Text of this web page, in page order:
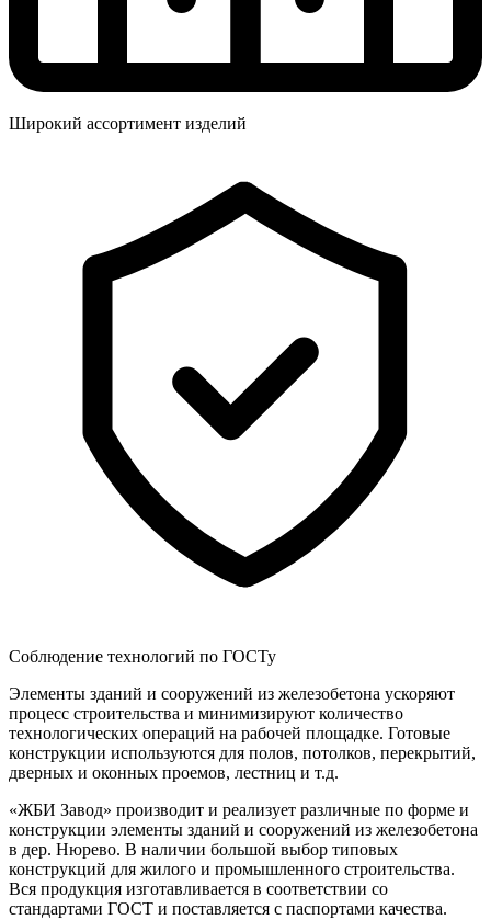
Широкий ассортимент изделий
Соблюдение технологий по ГОСТу
Элементы зданий и сооружений из железобетона ускоряют
процесс строительства и минимизируют количество
технологических операций на рабочей площадке. Готовые
конструкции используются для полов, потолков, перекрытий,
дверных и оконных проемов, лестниц и т.д.
«ЖБИ Завод» производит и реализует различные по форме и
конструкции элементы зданий и сооружений из железобетона
в дер. Нюрево. В наличии большой выбор типовых
конструкций для жилого и промышленного строительства.
Вся продукция изготавливается в соответствии со
стандартами ГОСТ и поставляется с паспортами качества.